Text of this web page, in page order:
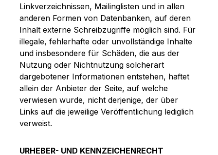
Linkverzeichnissen, Mailinglisten und in allen
anderen Formen von Datenbanken, auf deren
Inhalt externe Schreibzugriffe möglich sind. Für
illegale, fehlerhafte oder unvollständige Inhalte
und insbesondere für Schäden, die aus der
Nutzung oder Nichtnutzung solcherart
dargebotener Informationen entstehen, haftet
allein der Anbieter der Seite, auf welche
verwiesen wurde, nicht derjenige, der über
Links auf die jeweilige Veröffentlichung lediglich
verweist.
URHEBER- UND KENNZEICHENRECHT